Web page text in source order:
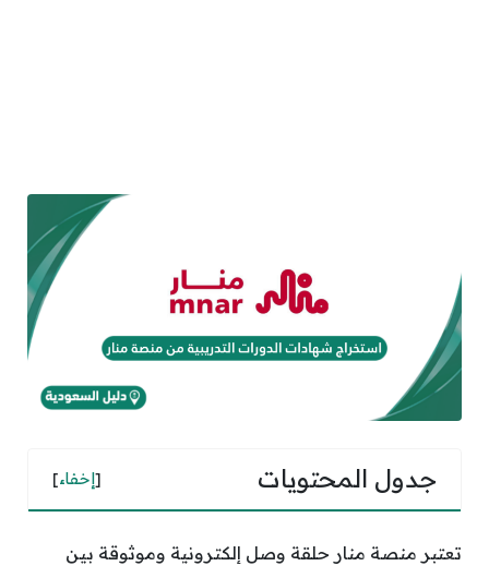
جدول المحتويات [إخفاء]
تعتبر منصة منار حلقة وصل إلكترونية وموثوقة بين